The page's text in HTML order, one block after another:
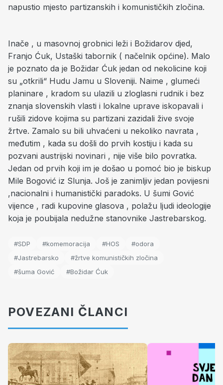
napustio mjesto partizanskih i komunističkih zločina.
Inače , u masovnoj grobnici leži i Božidarov djed,
Franjo Ćuk, Ustaški tabornik ( načelnik općine). Malo
je poznato da je Božidar Ćuk jedan od nekolicine koji
su „otkrili“ Hudu Jamu u Sloveniji. Naime , glumeći
planinare , kradom su ulazili u zloglasni rudnik i bez
znanja slovenskih vlasti i lokalne uprave iskopavali i
rušili zidove kojima su partizani zazidali žive svoje
žrtve. Zamalo su bili uhvaćeni u nekoliko navrata ,
međutim , kada su došli do prvih kostiju i kada su
pozvani austrijski novinari , nije više bilo povratka.
Jedan od prvih koji im je došao u pomoć bio je biskup
Mile Bogović iz Slunja. Još je zanimljiv jedan povijesni
,nacionalni i humanistički paradoks. U šumi Gović
vijence , radi kupovine glasova , polažu ljudi ideologije
koja je poubijala nedužne stanovnike Jastrebarskog.
#SDP #komemoracija #HOS
#odora
#Jastrebarsko
#žrtve komunističkih zločina
#šuma Gović
#Božidar Ćuk
POVEZANI ČLANCI